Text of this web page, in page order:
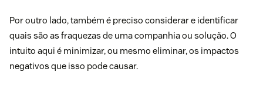
Por outro lado, também é preciso considerar e identificar
quais são as fraquezas de uma companhia ou solução. O
intuito aqui é minimizar, ou mesmo eliminar, os impactos
negativos que isso pode causar.